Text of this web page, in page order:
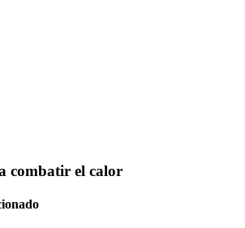
combatir el calor